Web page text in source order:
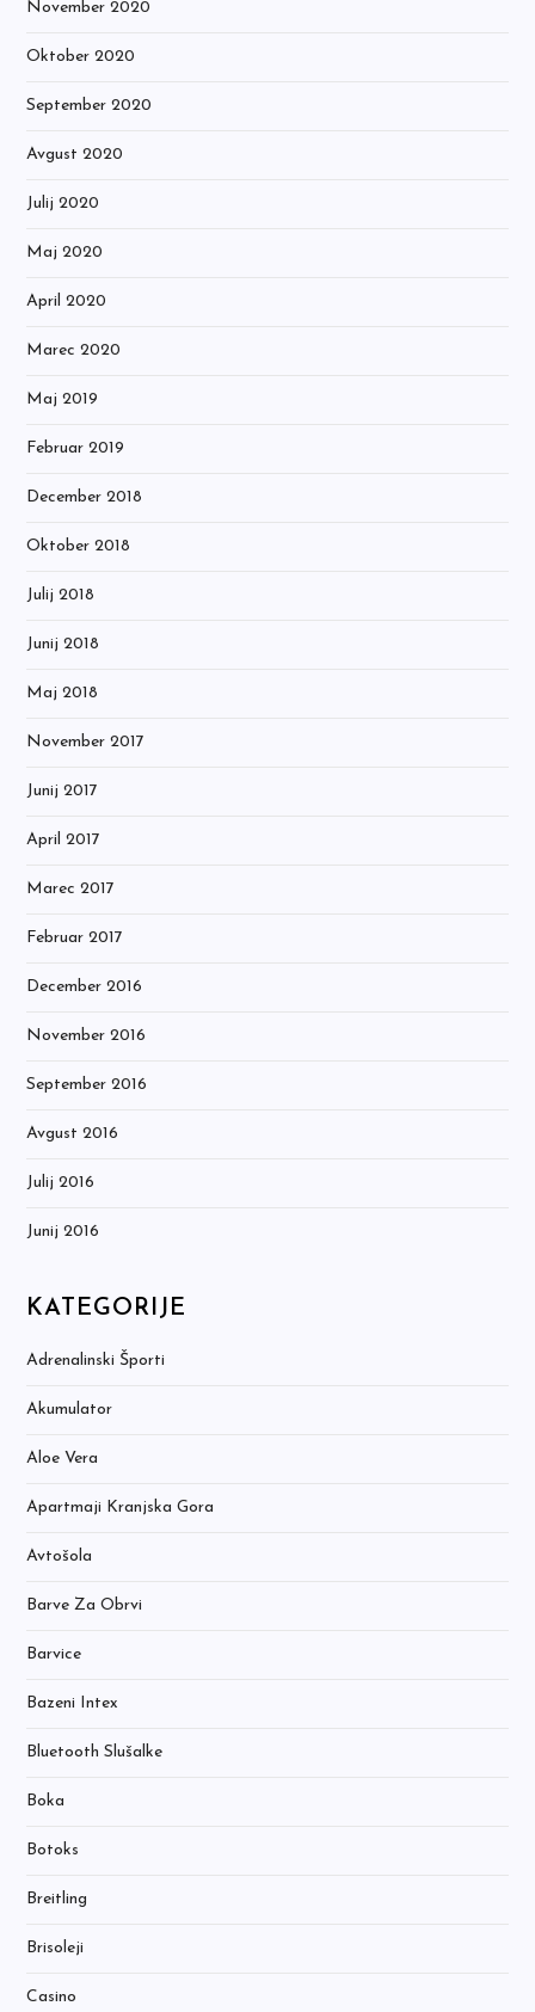
November 2020
Oktober 2020
September 2020
Avgust 2020
Julij 2020
Maj 2020
April 2020
Marec 2020
Maj 2019
Februar 2019
December 2018
Oktober 2018
Julij 2018
Junij 2018
Maj 2018
November 2017
Junij 2017
April 2017
Marec 2017
Februar 2017
December 2016
November 2016
September 2016
Avgust 2016
Julij 2016
Junij 2016
KATEGORIJE
Adrenalinski Športi
Akumulator
Aloe Vera
Apartmaji Kranjska Gora
Avtošola
Barve Za Obrvi
Barvice
Bazeni Intex
Bluetooth Slušalke
Boka
Botoks
Breitling
Brisoleji
Casino